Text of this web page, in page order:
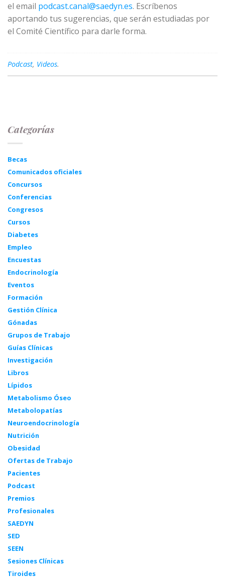
el email podcast.canal@saedyn.es. Escríbenos
aportando tus sugerencias, que serán estudiadas por
el Comité Científico para darle forma.
Podcast, Videos.
Categorías
Becas
Comunicados oficiales
Concursos
Conferencias
Congresos
Cursos
Diabetes
Empleo
Encuestas
Endocrinología
Eventos
Formación
Gestión Clínica
Gónadas
Grupos de Trabajo
Guías Clínicas
Investigación
Libros
Lípidos
Metabolismo Óseo
Metabolopatías
Neuroendocrinología
Nutrición
Obesidad
Ofertas de Trabajo
Pacientes
Podcast
Premios
Profesionales
SAEDYN
SED
SEEN
Sesiones Clínicas
Tiroides